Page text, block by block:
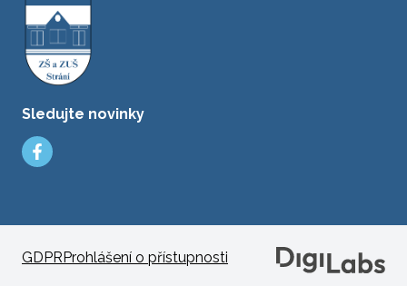
Sledujte novinky
GDPR Prohlášení o přístupnosti